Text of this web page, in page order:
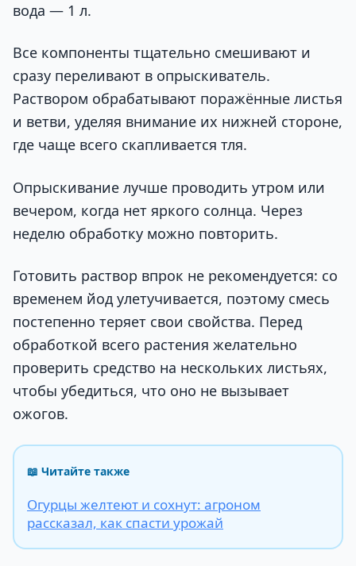
вода — 1 л.
Все компоненты тщательно смешивают и
сразу переливают в опрыскиватель.
Раствором обрабатывают поражённые листья
и ветви, уделяя внимание их нижней стороне,
где чаще всего скапливается тля.
Опрыскивание лучше проводить утром или
вечером, когда нет яркого солнца. Через
неделю обработку можно повторить.
Готовить раствор впрок не рекомендуется: со
временем йод улетучивается, поэтому смесь
постепенно теряет свои свойства. Перед
обработкой всего растения желательно
проверить средство на нескольких листьях,
чтобы убедиться, что оно не вызывает
ожогов.
📖 Читайте также
Огурцы желтеют и сохнут: агроном
рассказал, как спасти урожай